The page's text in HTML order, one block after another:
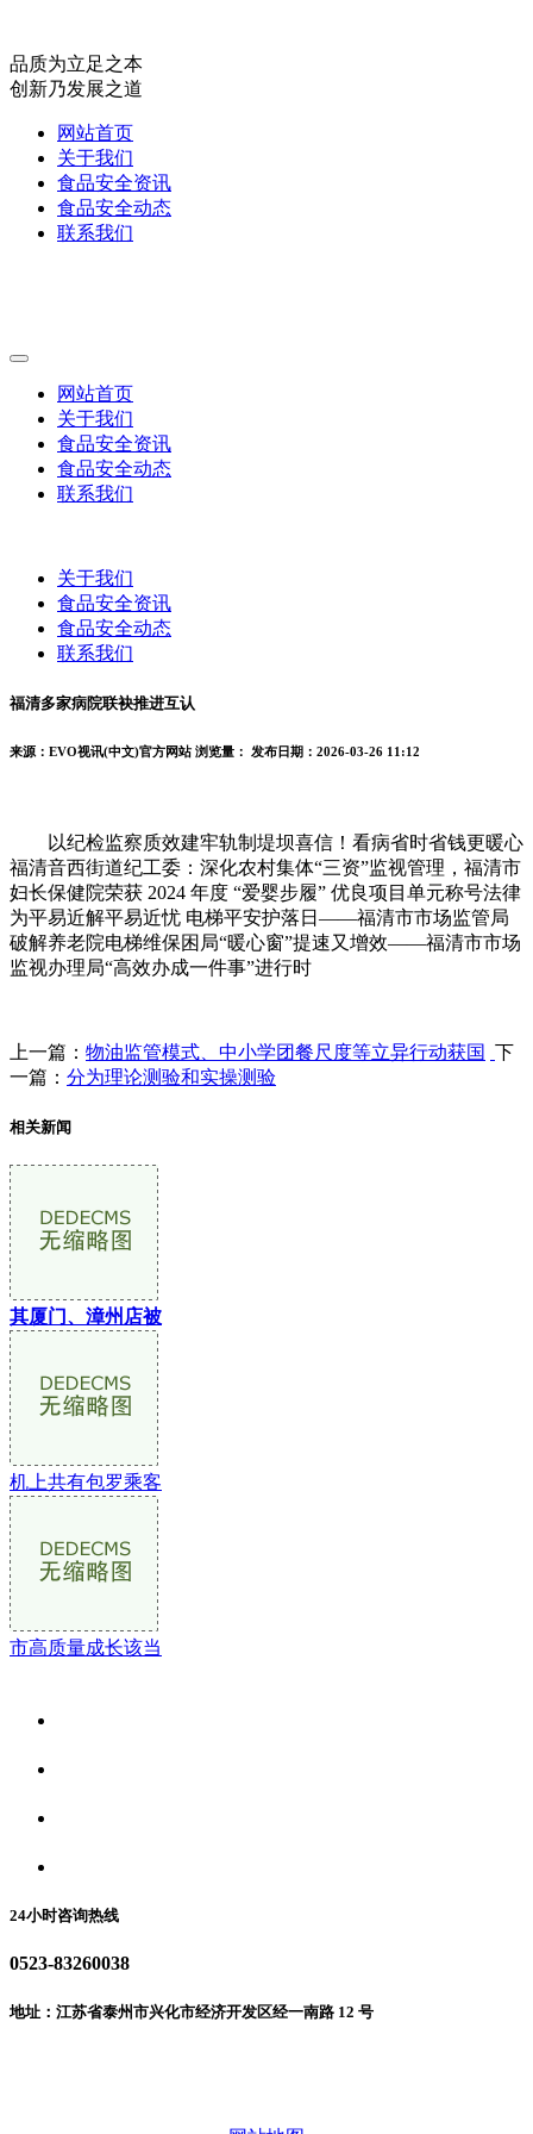
品质为立足之本
创新乃发展之道
网站首页
关于我们
食品安全资讯
食品安全动态
联系我们
网站首页
关于我们
食品安全资讯
食品安全动态
联系我们
关于我们
食品安全资讯
食品安全动态
联系我们
福清多家病院联袂推进互认
来源：EVO视讯(中文)官方网站 浏览量： 发布日期：2026-03-26 11:12
以纪检监察质效建牢轨制堤坝喜信！看病省时省钱更暖心
福清音西街道纪工委：深化农村集体“三资”监视管理，福清市
妇长保健院荣获 2024 年度 “爱婴步履” 优良项目单元称号法律
为平易近解平易近忧 电梯平安护落日——福清市市场监管局
破解养老院电梯维保困局“暖心窗”提速又增效——福清市市场
监视办理局“高效办成一件事”进行时
上一篇： 物油监管模式、中小学团餐尺度等立异行动获国 下
一篇： 分为理论测验和实操测验
相关新闻
其厦门、漳州店被
机上共有包罗乘客
市高质量成长该当
24小时咨询热线
0523-83260038
地址：江苏省泰州市兴化市经济开发区经一南路 12 号